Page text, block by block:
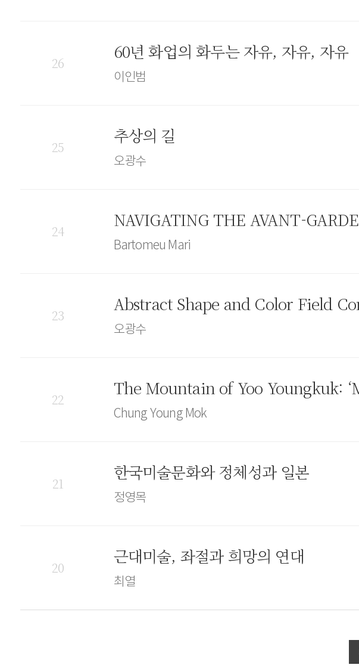
26
60년 화업의 화두는 자유, 자유, 자유
이인범
25
추상의 길
오광수
24
NAVIGATING THE AVANT-
Bartomeu Mari
23
Abstract Shape and Color Field
오광수
22
The Mountain of Yoo Youngkuk:
Chung Young Mok
21
한국미술문화와 정체성과 일본
정영목
20
근대미술, 좌절과 희망의 연대
최열